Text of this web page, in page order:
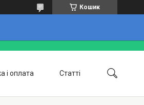
Кошик
і оплата Статті